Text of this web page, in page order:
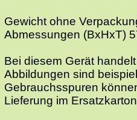
Gewicht ohne
Abmessungen (BxHxT)
Bei diesem Gerät
Abbildungen sind
Gebrauchsspuren
Lieferung im